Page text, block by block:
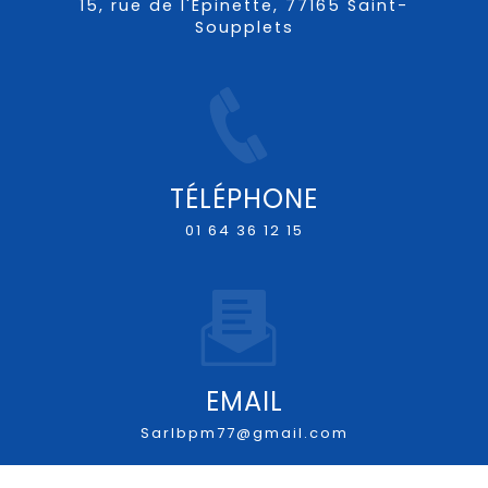
15, rue de l'Épinette, 77165 Saint-
Soupplets
TÉLÉPHONE
01 64 36 12 15
EMAIL
sarlbpm77@gmail.com